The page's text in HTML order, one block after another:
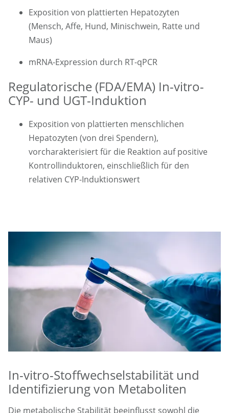
Exposition von plattierten Hepatozyten
(Mensch, Affe, Hund, Minischwein, Ratte und
Maus)
mRNA-Expression durch RT-qPCR
Regulatorische (FDA/EMA) In-vitro-
CYP- und UGT-Induktion
Exposition von plattierten menschlichen
Hepatozyten (von drei Spendern),
vorcharakterisiert für die Reaktion auf positive
Kontrollinduktoren, einschließlich für den
relativen CYP-Induktionswert
In-vitro-Stoffwechselstabilität und
Identifizierung von Metaboliten
Die metabolische Stabilität beeinflusst sowohl die